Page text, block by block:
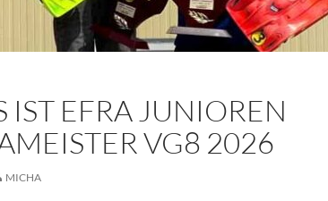
IST EFRA JUNIOREN
VG8 2026
MICHA